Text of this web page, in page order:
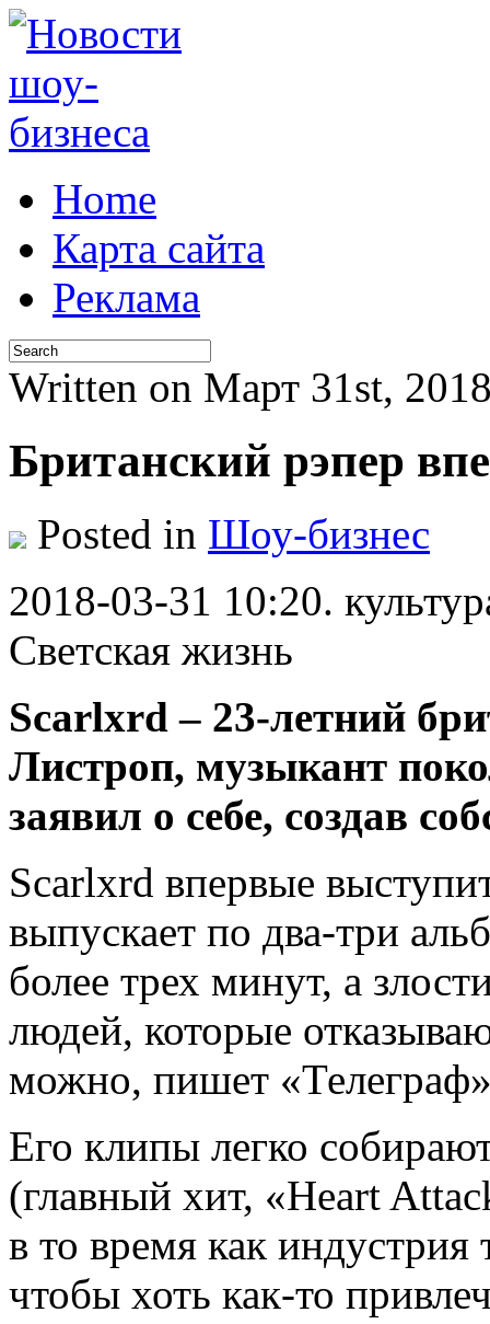
Home
Карта сайта
Реклама
Written on Март 31st,
Британский рэпер
Posted in Шоу-бизнес
2018-03-31 10:20.
Светская жизнь
Scarlxrd – 23-летний
Листроп, музыкант
заявил о себе, создав
Scarlxrd впервые
выпускает по два-три
более трех минут, а
людей, которые
можно, пишет
Его клипы легко
(главный хит, «Heart
в то время как индустрия
чтобы хоть как-то